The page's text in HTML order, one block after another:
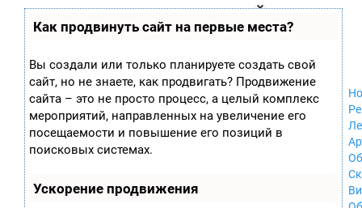
Как продвинуть сайт на первые места?
Вы создали или только планируете создать свой
сайт, но не знаете, как продвигать? Продвижение
сайта – это не просто процесс, а целый комплекс
мероприятий, направленных на увеличение его
посещаемости и повышение его позиций в
поисковых системах.
Ускорение продвижения
играх
ла
ор
м
ы
Xbox 360
Nintendo Wii
Nintendo
GameCube
PlayStation
PlayStation 2